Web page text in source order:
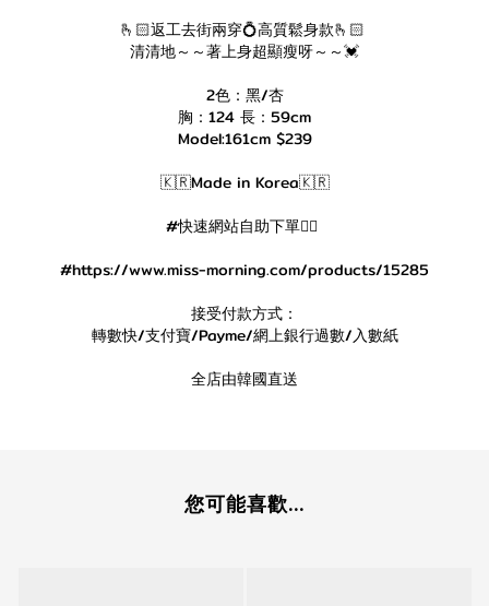
🫰🏻返工去街兩穿💍高質鬆身款🫰🏻
清清地～～著上身超顯瘦呀～～💓
2色：黑/杏
胸：124 長：59cm
Model:161cm $239
🇰🇷Made in Korea🇰🇷
#快速網站自助下單👇🏻
#https://www.miss-morning.com/products/15285
接受付款方式：
轉數快/支付寶/Payme/網上銀行過數/入數紙
全店由韓國直送
您可能喜歡...